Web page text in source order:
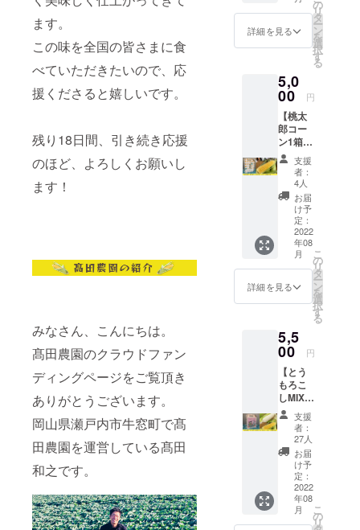
ます。
この味を全国の皆さまに食
べていただきたいので、応
援くださると嬉しいです。
残り18日間、引き続き応援
のほど、よろしくお願いし
ます！
みなさん、こんにちは。
髙田農園のクラウドファン
ディングページをご覧頂き
ありがとうございます。
岡山県瀬戸内市牛窓町で髙
田農園を運営している髙田
和之です。
詳細を見る
の
リ
タ
ー
ン
を
選
択
す
る
5,0
00 円
【桃太
郎コー
ン1箱
（8〜10
本）＋
感謝の
手紙】
・朝採
れ新鮮
な桃太
郎コー
ンを
クール
便で配
送いた
な個体
が入る
場合は8
本とな
ります
が、基
本的に
10本入
りとな
ります
・離島
への発
送は
行って
おりま
支援
者：
4人
お届
け予
定：
2022
年08
月
詳細を見る
こ
の
リ
タ
ー
ン
を
選
択
す
る
5,5
00 円
【とう
もろこ
しMIX
セット1
箱（8〜
10本）
＋感謝
の手
紙】 ・
桃太郎
コーン
とうし
まどん
支援
者：
27人
お届
け予
定：
2022
年08
月
こ
の
リ